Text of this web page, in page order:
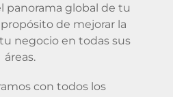
panorama global de tu
de mejorar la
negocio en todas sus
áreas.
con todos los